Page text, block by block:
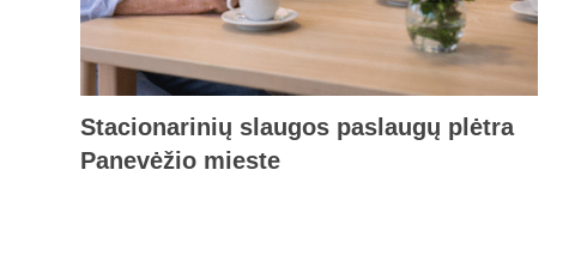
Stacionarinių slaugos paslaugų plėtra
Panevėžio mieste